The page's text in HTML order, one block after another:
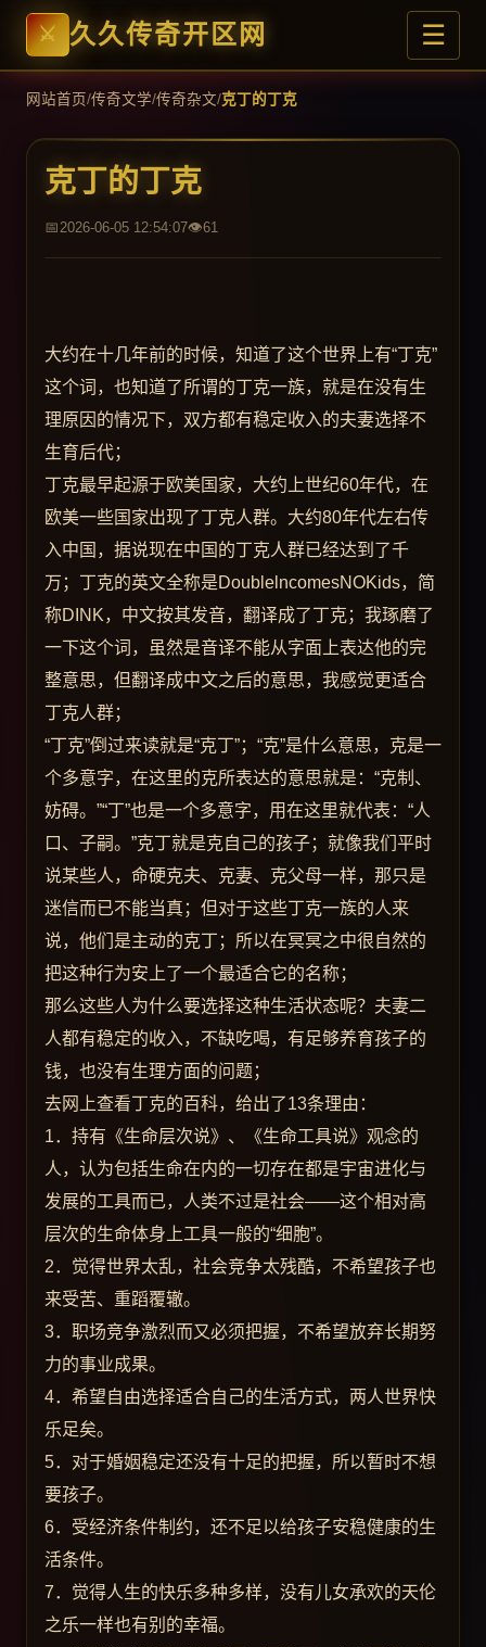
久久传奇开区网 ☰
网站首页/传奇文学/传奇杂文/克丁的丁克
克丁的丁克
2026-06-05 12:54:07 61
大约在十几年前的时候，知道了这个世界上有“丁克”
这个词，也知道了所谓的丁克一族，就是在没有生
理原因的情况下，双方都有稳定收入的夫妻选择不
生育后代；
丁克最早起源于欧美国家，大约上世纪60年代，在
欧美一些国家出现了丁克人群。大约80年代左右传
入中国，据说现在中国的丁克人群已经达到了千
万；丁克的英文全称是DoublelncomesNOKids，简
称DINK，中文按其发音，翻译成了丁克；我琢磨了
一下这个词，虽然是音译不能从字面上表达他的完
整意思，但翻译成中文之后的意思，我感觉更适合
丁克人群；
“丁克”倒过来读就是“克丁”；“克”是什么意思，克是一
个多意字，在这里的克所表达的意思就是：“克制、
妨碍。”“丁”也是一个多意字，用在这里就代表：“人
口、子嗣。”克丁就是克自己的孩子；就像我们平时
说某些人，命硬克夫、克妻、克父母一样，那只是
迷信而已不能当真；但对于这些丁克一族的人来
说，他们是主动的克丁；所以在冥冥之中很自然的
把这种行为安上了一个最适合它的名称；
那么这些人为什么要选择这种生活状态呢？夫妻二
人都有稳定的收入，不缺吃喝，有足够养育孩子的
钱，也没有生理方面的问题；
去网上查看丁克的百科，给出了13条理由：
1．持有《生命层次说》、《生命工具说》观念的
人，认为包括生命在内的一切存在都是宇宙进化与
发展的工具而已，人类不过是社会——这个相对高
层次的生命体身上工具一般的“细胞”。
2．觉得世界太乱，社会竞争太残酷，不希望孩子也
来受苦、重蹈覆辙。
3．职场竞争激烈而又必须把握，不希望放弃长期努
力的事业成果。
4．希望自由选择适合自己的生活方式，两人世界快
乐足矣。
5．对于婚姻稳定还没有十足的把握，所以暂时不想
要孩子。
6．受经济条件制约，还不足以给孩子安稳健康的生
活条件。
7．觉得人生的快乐多种多样，没有儿女承欢的天伦
之乐一样也有别的幸福。